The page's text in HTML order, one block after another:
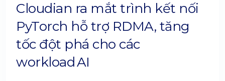
Cloudian ra mắt trình kết nối
PyTorch hỗ trợ RDMA, tăng
tốc đột phá cho các
workload AI